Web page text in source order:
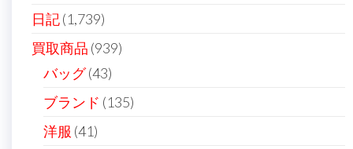
日記(1,739)
買取商品 (939)
バッグ(43)
ブランド (135)
洋服 (41)